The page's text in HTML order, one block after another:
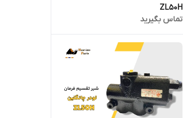
ZL50H
تماس بگیرید